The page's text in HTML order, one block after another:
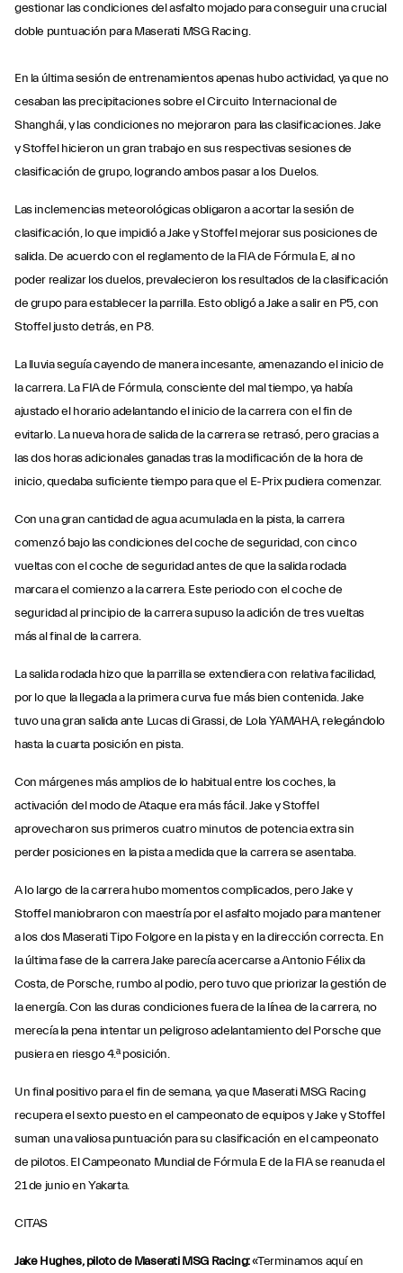
gestionar las condiciones del asfalto mojado para conseguir una crucial
doble puntuación para Maserati MSG Racing.
En la última sesión de entrenamientos apenas hubo actividad, ya que no
cesaban las precipitaciones sobre el Circuito Internacional de
Shanghái, y las condiciones no mejoraron para las clasificaciones. Jake
y Stoffel hicieron un gran trabajo en sus respectivas sesiones de
clasificación de grupo, logrando ambos pasar a los Duelos.
Las inclemencias meteorológicas obligaron a acortar la sesión de
clasificación, lo que impidió a Jake y Stoffel mejorar sus posiciones de
salida. De acuerdo con el reglamento de la FIA de Fórmula E, al no
poder realizar los duelos, prevalecieron los resultados de la clasificación
de grupo para establecer la parrilla. Esto obligó a Jake a salir en P5, con
Stoffel justo detrás, en P8.
La lluvia seguía cayendo de manera incesante, amenazando el inicio de
la carrera. La FIA de Fórmula, consciente del mal tiempo, ya había
ajustado el horario adelantando el inicio de la carrera con el fin de
evitarlo. La nueva hora de salida de la carrera se retrasó, pero gracias a
las dos horas adicionales ganadas tras la modificación de la hora de
inicio, quedaba suficiente tiempo para que el E-Prix pudiera comenzar.
Con una gran cantidad de agua acumulada en la pista, la carrera
comenzó bajo las condiciones del coche de seguridad, con cinco
vueltas con el coche de seguridad antes de que la salida rodada
marcara el comienzo a la carrera. Este periodo con el coche de
seguridad al principio de la carrera supuso la adición de tres vueltas
más al final de la carrera.
La salida rodada hizo que la parrilla se extendiera con relativa facilidad,
por lo que la llegada a la primera curva fue más bien contenida. Jake
tuvo una gran salida ante Lucas di Grassi, de Lola YAMAHA, relegándolo
hasta la cuarta posición en pista.
Con márgenes más amplios de lo habitual entre los coches, la
activación del modo de Ataque era más fácil. Jake y Stoffel
aprovecharon sus primeros cuatro minutos de potencia extra sin
perder posiciones en la pista a medida que la carrera se asentaba.
A lo largo de la carrera hubo momentos complicados, pero Jake y
Stoffel maniobraron con maestría por el asfalto mojado para mantener
a los dos Maserati Tipo Folgore en la pista y en la dirección correcta. En
la última fase de la carrera Jake parecía acercarse a Antonio Félix da
Costa, de Porsche, rumbo al podio, pero tuvo que priorizar la gestión de
la energía. Con las duras condiciones fuera de la línea de la carrera, no
merecía la pena intentar un peligroso adelantamiento del Porsche que
pusiera en riesgo 4.ª posición.
Un final positivo para el fin de semana, ya que Maserati MSG Racing
recupera el sexto puesto en el campeonato de equipos y Jake y Stoffel
suman una valiosa puntuación para su clasificación en el campeonato
de pilotos. El Campeonato Mundial de Fórmula E de la FIA se reanuda el
21 de junio en Yakarta.
CITAS
Jake Hughes, piloto de Maserati MSG Racing:«Terminamos aquí en